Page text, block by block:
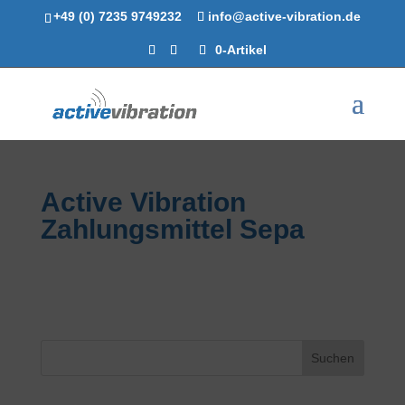
+49 (0) 7235 9749232 info@active-vibration.de
0-Artikel
Active Vibration
Zahlungsmittel Sepa